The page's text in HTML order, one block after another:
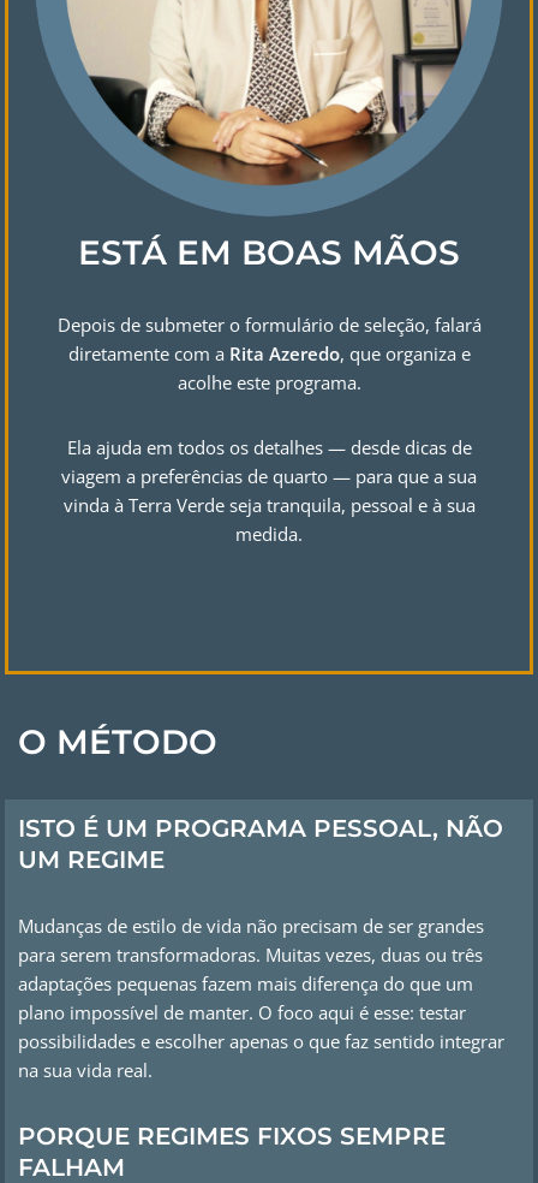
ESTÁ EM BOAS MÃOS
Depois de submeter o formulário de seleção, falará
diretamente com a Rita Azeredo, que organiza e
acolhe este programa.
Ela ajuda em todos os detalhes — desde dicas de
viagem a preferências de quarto — para que a sua
vinda à Terra Verde seja tranquila, pessoal e à sua
medida.
O MÉTODO
ISTO É UM PROGRAMA PESSOAL, NÃO
UM REGIME
Mudanças de estilo de vida não precisam de ser grandes
para serem transformadoras. Muitas vezes, duas ou três
adaptações pequenas fazem mais diferença do que um
plano impossível de manter. O foco aqui é esse: testar
possibilidades e escolher apenas o que faz sentido integrar
na sua vida real.
PORQUE REGIMES FIXOS SEMPRE
FALHAM